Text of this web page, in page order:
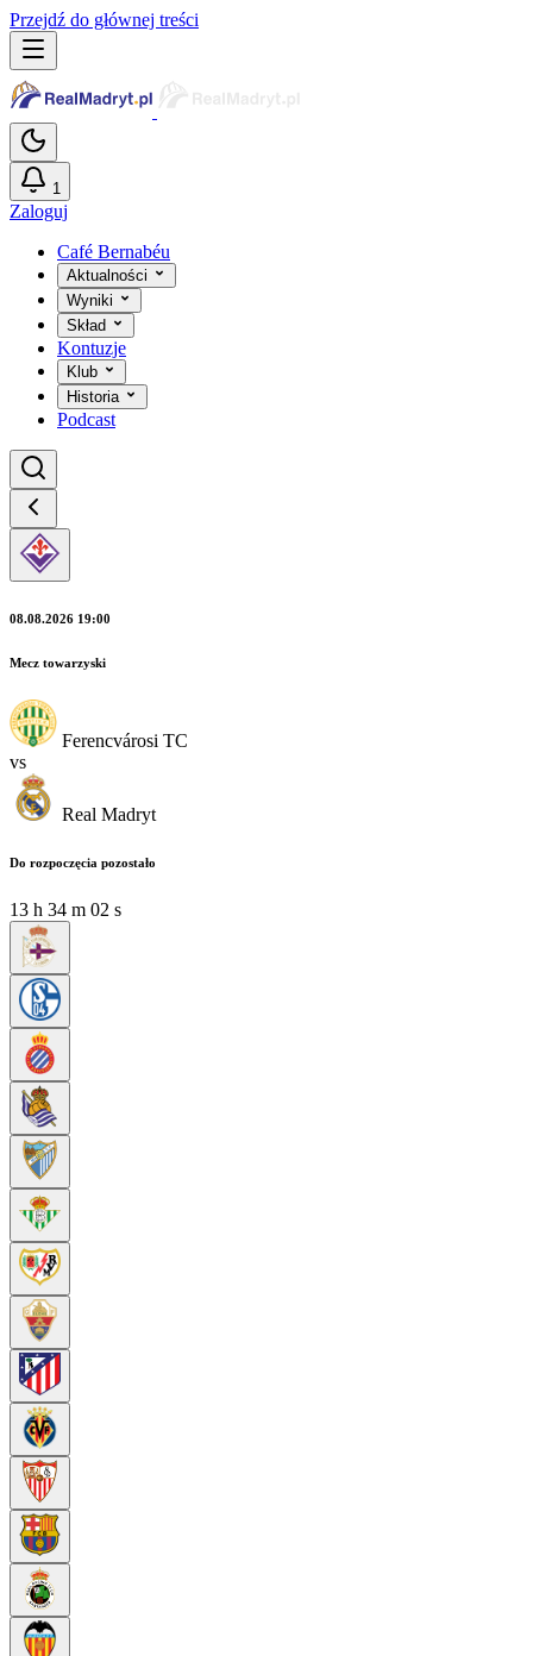
Przejdź do głównej treści
1
Zaloguj
Café Bernabéu
Aktualności
Wyniki
Skład
Kontuzje
Klub
Historia
Podcast
08.08.2026 19:00
Mecz towarzyski
Ferencvárosi TC
vs
Real Madryt
Do rozpoczęcia pozostało
13 h 34 m 01 s